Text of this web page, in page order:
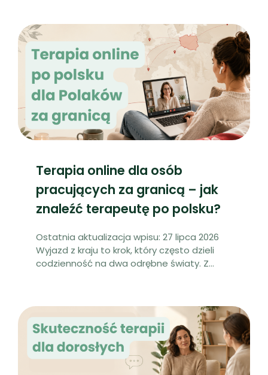
Terapia online dla osób
pracujących za granicą – jak
znaleźć terapeutę po polsku?
Ostatnia aktualizacja wpisu: 27 lipca 2026
Wyjazd z kraju to krok, który często dzieli
codzienność na dwa odrębne światy. Z...